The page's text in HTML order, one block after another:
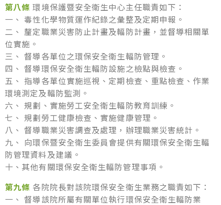
第八條環境保護暨安全衛生中心主任職責如下：
一、 毒性化學物質運作紀錄之彙整及定期申報。
二、 釐定職業災害防止計畫及輻防計畫，並督導相關單
位實施。
三、 督導各單位之環保安全衛生輻防管理。
四、 督導環保安全衛生輻防設施之檢點與檢查。
五、 指導各單位實施巡視、定期檢查、重點檢查、作業
環境測定及輻防監測。
六、 規劃、實施勞工安全衛生輻防教育訓練。
七、 規劃勞工健康檢查、實施健康管理。
八、 督導職業災害調查及處理，辦理職業災害統計。
九、 向環保暨安全衛生委員會提供有關環保安全衛生輻
防管理資料及建議。
十、其他有關環保安全衛生輻防管理事項。
第九條 各院院長對該院環保安全衛生業務之職責如下：
一、 督導該院所屬有關單位執行環保安全衛生輻防業